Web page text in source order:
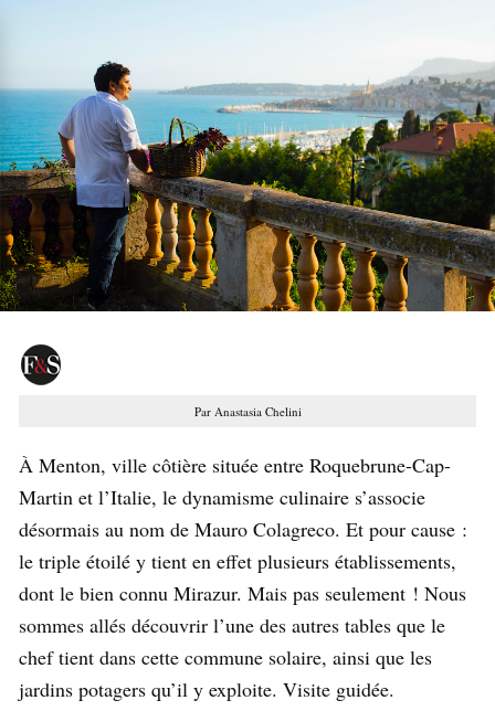
Par Anastasia Chelini
À Menton, ville côtière située entre Roquebrune-Cap-
Martin et l’Italie, le dynamisme culinaire s’associe
désormais au nom de Mauro Colagreco. Et pour cause :
le triple étoilé y tient en effet plusieurs établissements,
dont le bien connu Mirazur. Mais pas seulement ! Nous
sommes allés découvrir l’une des autres tables que le
chef tient dans cette commune solaire, ainsi que les
jardins potagers qu’il y exploite. Visite guidée.